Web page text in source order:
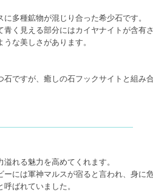
多種鉱物が混じり合った希少石です。
く見える部分にはカイヤナイトが含有
な美しさがあります。
ですが、癒しの石フックサイトと組み
れる魅力を高めてくれます。
には軍神マルスが宿ると言われ、身に
ばれていました。